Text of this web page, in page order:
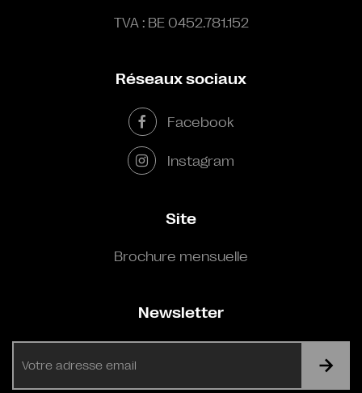
TVA : BE 0452.781.152
Réseaux sociaux
Facebook
Instagram
Site
Brochure mensuelle
Newsletter